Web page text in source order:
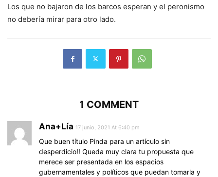
Los que no bajaron de los barcos esperan y el peronismo
no debería mirar para otro lado.
1 COMMENT
Ana+Lía 17 junio, 2021 At 6:40 pm
Que buen título Pinda para un artículo sin
desperdicio!! Queda muy clara tu propuesta que
merece ser presentada en los espacios
gubernamentales y políticos que puedan tomarla y